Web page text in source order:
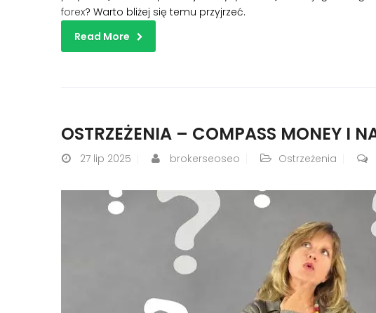
forex? Warto bliżej się temu przyjrzeć.
Read More
OSTRZEŻENIA – COMPASS MONEY I
27 lip 2025 brokerseoseo Ostrzeżenia